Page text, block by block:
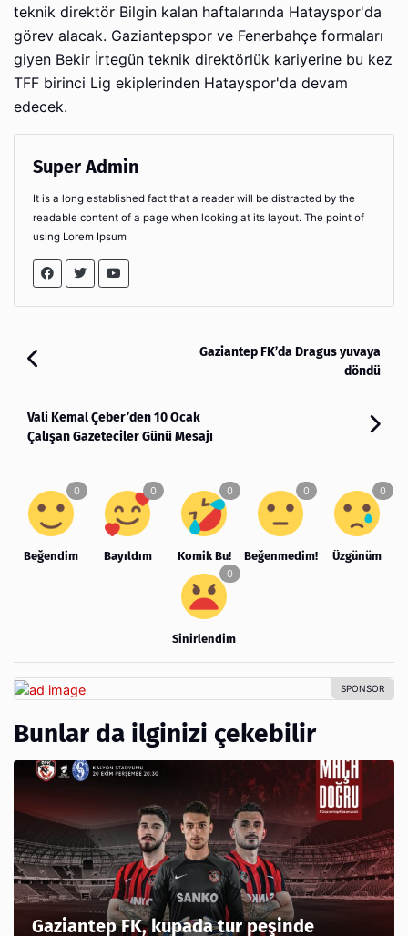
teknik direktör Bilgin kalan haftalarında Hatayspor'da
görev alacak. Gaziantepspor ve Fenerbahçe formaları
giyen Bekir İrtegün teknik direktörlük kariyerine bu kez
TFF birinci Lig ekiplerinden Hatayspor'da devam
edecek.
Super Admin
It is a long established fact that a reader will be distracted by the
readable content of a page when looking at its layout. The point of
using Lorem Ipsum
Gaziantep FK’da Dragus yuvaya
döndü
Vali Kemal Çeber’den 10 Ocak
Çalışan Gazeteciler Günü Mesajı
Beğendim Bayıldım Komik Bu! Beğenmedim! Üzgünüm
Sinirlendim
Bunlar da ilginizi çekebilir
Gaziantep FK, kupada tur peşinde